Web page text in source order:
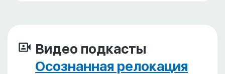
Видео подкасты
Осознанная релокация